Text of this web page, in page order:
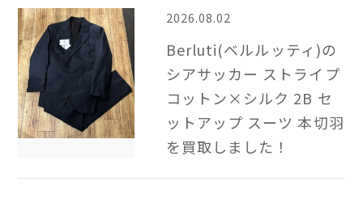
2026.08.02
Berluti(ベルルッティ)の
シアサッカー ストライプ
コットン×シルク 2B​ セ
ットアップ スーツ 本切羽
を買取しました！